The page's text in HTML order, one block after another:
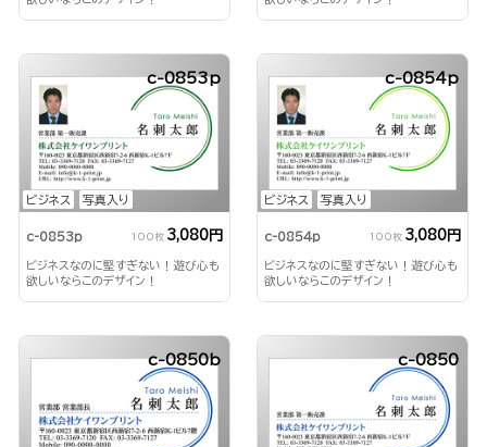
ビジネス 写真入り
c-0853p
c-0853p 100枚 3,080円
ビジネスなのに堅すぎない！遊び心も
欲しいならこのデザイン！
ビジネス 写真入り
c-0854p
c-0854p 100枚 3,080円
ビジネスなのに堅すぎない！遊び心も
欲しいならこのデザイン！
c-0850b c-0850